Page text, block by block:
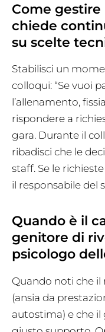
Come
chiede
su scelte
Stabilisci un
colloqui: “Se vuoi
l’allenamento,
rispondere a
gara. Durante il
ribadisci che le
staff. Se le
il responsabile del
Quando è il
genitore di
psicologo
Quando noti che
(ansia da
autostima) e che